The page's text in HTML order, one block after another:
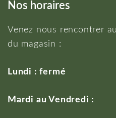
Nos horaires
Venez nous rencontrer
du magasin :
Lundi : fermé
Mardi au Vendredi :